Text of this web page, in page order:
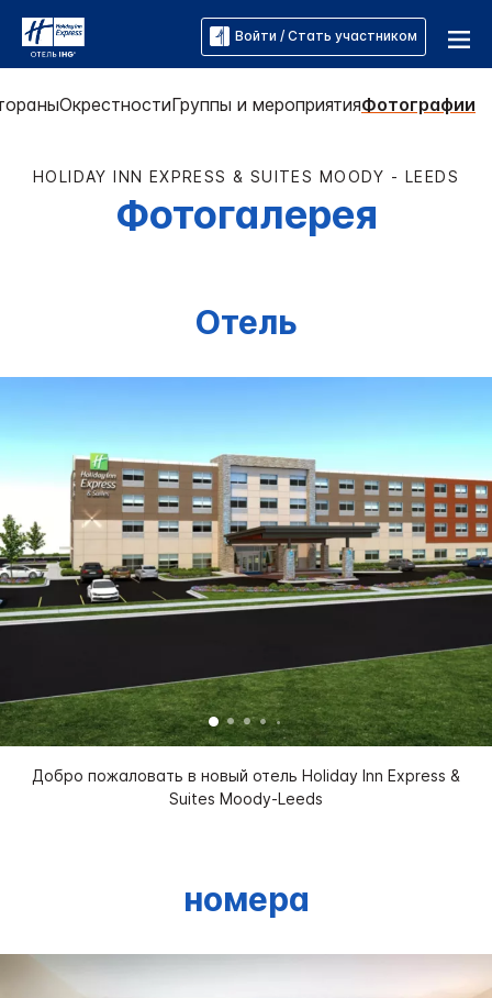
Войти / Стать участником
ОкрестностиГруппы и мероприятияФотографии
HOLIDAY INN EXPRESS & SUITES MOODY - LEEDS
Фотогалерея
Отель
Добро пожаловать в новый отель Holiday Inn Express &
Suites Moody-Leeds
номера